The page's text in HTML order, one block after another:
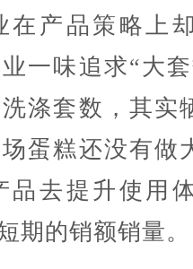
在产品策略上
一味追求“大
涤套数，其实
蛋糕还没有做
品去提升使用
期的销额销量。